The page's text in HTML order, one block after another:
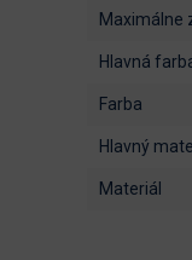
hlavná
farba
hlavný
materiál